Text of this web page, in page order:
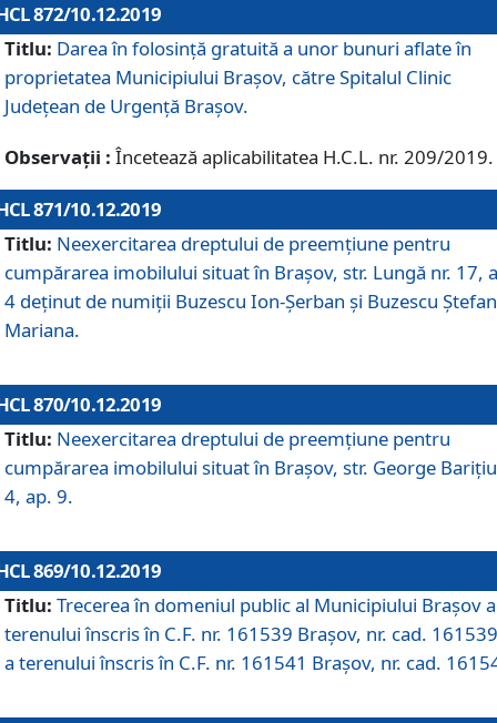
872/10.12.2019
Titlu: Darea în folosinţă gratuită a unor bunuri aflate în
proprietatea Municipiului Braşov, către Spitalul Clinic
Judeţean de Urgenţă Braşov.
Observații : Încetează aplicabilitatea H.C.L. nr. 209/2019.
871/10.12.2019
Titlu: Neexercitarea dreptului de preemţiune pentru
cumpărarea imobilului situat în Braşov, str. Lungă nr. 17,
4 deţinut de numiţii Buzescu Ion-Şerban și Buzescu
Mariana.
870/10.12.2019
Titlu: Neexercitarea dreptului de preemţiune pentru
cumpărarea imobilului situat în Braşov, str. George
4, ap. 9.
869/10.12.2019
Titlu: Trecerea în domeniul public al Municipiului Braşov a
terenului înscris în C.F. nr. 161539 Brașov, nr. cad.
a terenului înscris în C.F. nr. 161541 Brașov, nr. cad.